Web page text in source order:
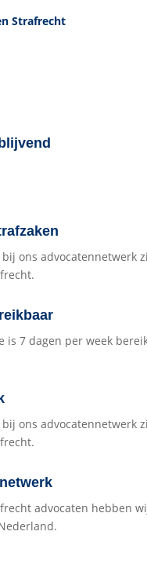
Strafrecht
ons advocatennetwerk
is 7 dagen per week
ons advocatennetwerk
advocaten hebben